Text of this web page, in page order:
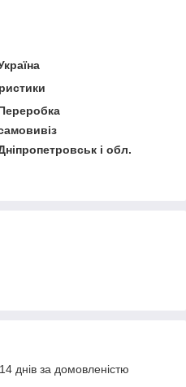
і обл.
днів за домовленістю